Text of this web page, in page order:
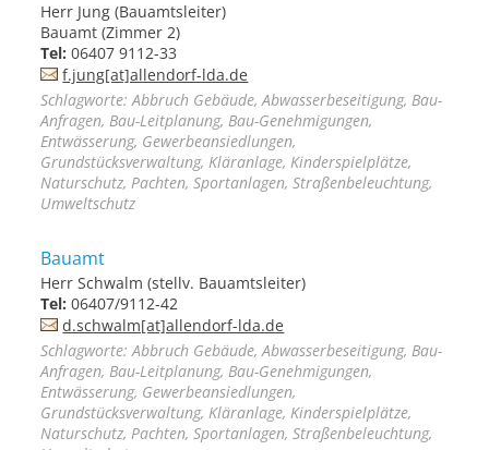
Herr Jung (Bauamtsleiter)
Bauamt (Zimmer 2)
Tel: 06407 9112-33
f.jung[at]allendorf-lda.de
Schlagworte: Abbruch Gebäude, Abwasserbeseitigung, Bau-
Anfragen, Bau-Leitplanung, Bau-Genehmigungen,
Entwässerung, Gewerbeansiedlungen,
Grundstücksverwaltung, Kläranlage, Kinderspielplätze,
Naturschutz, Pachten, Sportanlagen, Straßenbeleuchtung,
Umweltschutz
Bauamt
Herr Schwalm (stellv. Bauamtsleiter)
Tel: 06407/9112-42
d.schwalm[at]allendorf-lda.de
Schlagworte: Abbruch Gebäude, Abwasserbeseitigung, Bau-
Anfragen, Bau-Leitplanung, Bau-Genehmigungen,
Entwässerung, Gewerbeansiedlungen,
Grundstücksverwaltung, Kläranlage, Kinderspielplätze,
Naturschutz, Pachten, Sportanlagen, Straßenbeleuchtung,